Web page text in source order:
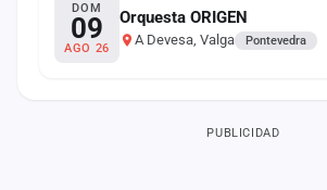
DOM
09
AGO 26
Orquesta ORIGEN
A Devesa, Valga Pontevedra
PUBLICIDAD